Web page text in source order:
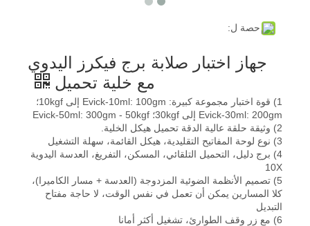
حصة ل:
جهاز اختبار صلابة برج فيكرز اليدوي
مع خلية تحميل
1) قوة اختبار مجموعة كبيرة: Evick-10ml: 100gm إلى 10kgf؛
Evick-30ml: 200gm إلى 30kgf؛ Evick-50ml: 300gm - 50kgf
2) وثيقة حلقة عالية الدقة تحميل هيكل الخلية.
3) نوع لوحة المفاتيح التقليدية، هيكل القائمة، سهلة التشغيل
4) برج دليل، التحميل التلقائي، المسكن، التفريغ، العدسة اليدوية
10X
5) تصميم الأنظمة الضوئية المزدوجة (العدسة + مسار الكاميرا)،
كلا المسارين يمكن أن تعمل في نفس الوقت، لا حاجة مفتاح
التبديل
6) مع زر وقف الطوارئ، تشغيل أكثر أمانا